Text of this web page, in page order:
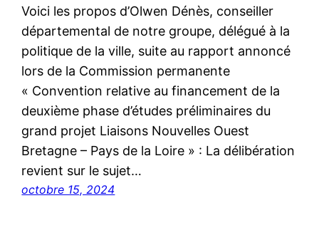
Voici les propos d’Olwen Dénès, conseiller
départemental de notre groupe, délégué à la
politique de la ville, suite au rapport annoncé
lors de la Commission permanente
« Convention relative au financement de la
deuxième phase d’études préliminaires du
grand projet Liaisons Nouvelles Ouest
Bretagne – Pays de la Loire » : La délibération
revient sur le sujet…
octobre 15, 2024